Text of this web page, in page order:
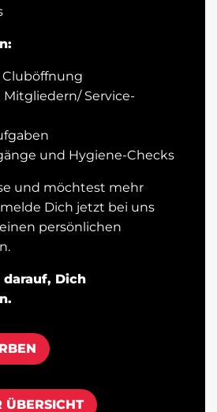
Service-
und Hygiene-Checks
und möchtest mehr
Dich jetzt bei uns
persönlichen
Dich
ÜBERSICHT